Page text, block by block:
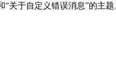
“关于自定义错误消息”的主题